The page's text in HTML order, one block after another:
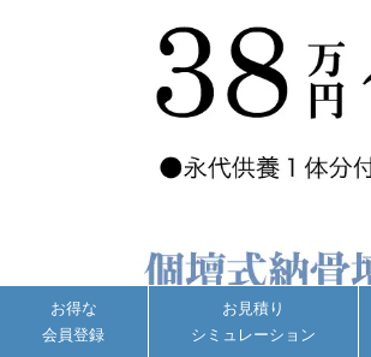
お得な
会員登録
お見積り
シミュレーション